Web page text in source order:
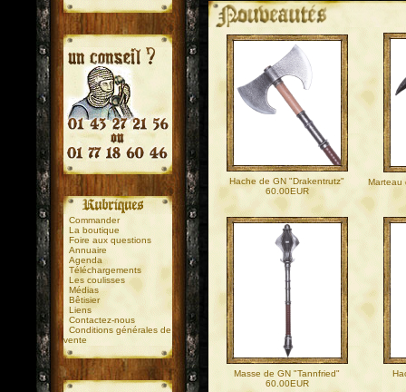
.
Commander
La boutique
Foire aux questions
Annuaire
Agenda
Téléchargements
Les coulisses
Médias
Bêtisier
Liens
Contactez-nous
Conditions générales de
vente
.
Hache de GN "Drakentrutz"
60.00EUR
Marteau
Masse de GN "Tannfried"
60.00EUR